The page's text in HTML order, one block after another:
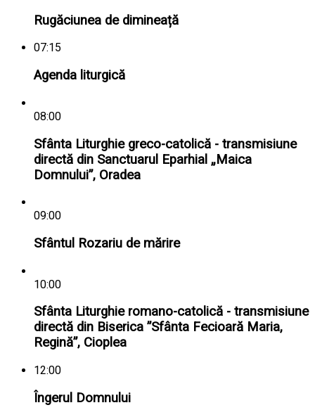
Rugăciunea de dimineață
07:15
Agenda liturgică
08:00
Sfânta Liturghie greco-catolică - transmisiune
directă din Sanctuarul Eparhial „Maica
Domnului”, Oradea
09:00
Sfântul Rozariu de mărire
10:00
Sfânta Liturghie romano-catolică - transmisiune
directă din Biserica ”Sfânta Fecioară Maria,
Regină”, Cioplea
12:00
Îngerul Domnului